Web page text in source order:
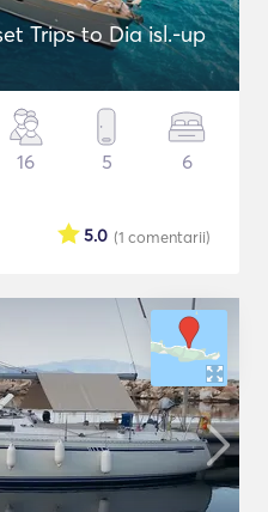
Trips to Dia isl.-up
16 5 6
(1 comentarii)
5.0